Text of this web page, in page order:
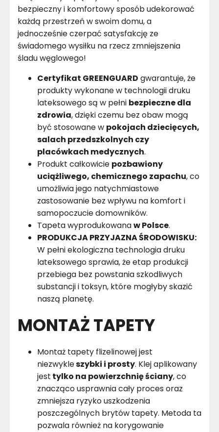
bezpieczny i komfortowy sposób udekorować
każdą przestrzeń w swoim domu, a
jednocześnie czerpać satysfakcję ze
świadomego wysiłku na rzecz zmniejszenia
śladu węglowego!
Certyfikat GREENGUARD gwarantuje, że
produkty wykonane w technologii druku
lateksowego są w pełni bezpieczne dla
zdrowia, dzięki czemu bez obaw mogą
być stosowane w pokojach dziecięcych,
salach przedszkolnych czy
placówkach medycznych.
Produkt całkowicie pozbawiony
uciążliwego, chemicznego zapachu, co
umożliwia jego natychmiastowe
zastosowanie bez wpływu na komfort i
samopoczucie domowników.
Tapeta wyprodukowanaw Polsce.
PRODUKCJA PRZYJAZNA ŚRODOWISKU:
W pełni ekologiczna technologia druku
lateksowego sprawia, że etap produkcji
przebiega bez powstania szkodliwych
substancji i toksyn, które mogłyby skazić
naszą planetę.
MONTAŻ TAPETY
Montaż tapety flizelinowej jest
niezwykleszybki i prosty. Klej aplikowany
jest tylko na powierzchnię ściany, co
znacząco usprawnia cały proces oraz
zmniejsza ryzyko uszkodzenia
poszczególnych brytów tapety. Metoda ta
pozwala również na korygowanie